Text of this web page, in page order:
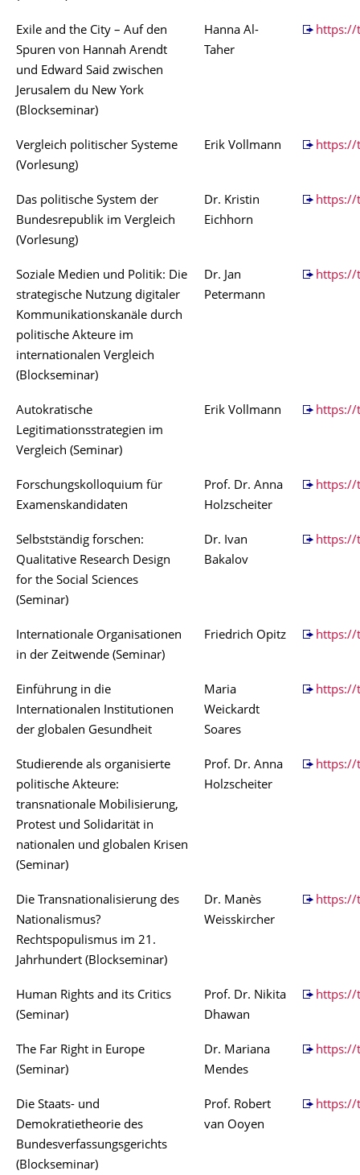
Exile and the City – Auf den
Spuren von Hannah Arendt
und Edward Said zwischen
Jerusalem du New York
(Blockseminar)
Hanna Al-
Taher
https://
Vergleich politischer Systeme
(Vorlesung)
Erik Vollmann https://
Das politische System der
Bundesrepublik im Vergleich
(Vorlesung)
Dr. Kristin
Eichhorn
https://
Soziale Medien und Politik: Die
strategische Nutzung digitaler
Kommunikationskanäle durch
politische Akteure im
internationalen Vergleich
(Blockseminar)
Dr. Jan
Petermann
https://
Autokratische
Legitimationsstrategien im
Vergleich (Seminar)
Erik Vollmann https://
Forschungskolloquium für
Examenskandidaten
Prof. Dr. Anna
Holzscheiter
https://
Selbstständig forschen:
Qualitative Research Design
for the Social Sciences
(Seminar)
Dr. Ivan
Bakalov
https://
Internationale Organisationen
in der Zeitwende (Seminar)
Friedrich Opitz https://
Einführung in die
Internationalen Institutionen
der globalen Gesundheit
Maria
Weickardt
Soares
https://
Studierende als organisierte
politische Akteure:
transnationale Mobilisierung,
Protest und Solidarität in
nationalen und globalen Krisen
(Seminar)
Prof. Dr. Anna
Holzscheiter
https://
Die Transnationalisierung des
Nationalismus?
Rechtspopulismus im 21.
Jahrhundert (Blockseminar)
Dr. Manès
Weisskircher
https://
Human Rights and its Critics
(Seminar)
Prof. Dr. Nikita
Dhawan
https://
The Far Right in Europe
(Seminar)
Dr. Mariana
Mendes
https://
Die Staats- und
Demokratietheorie des
Bundesverfassungsgerichts
(Blockseminar)
Prof. Robert
van Ooyen
https://